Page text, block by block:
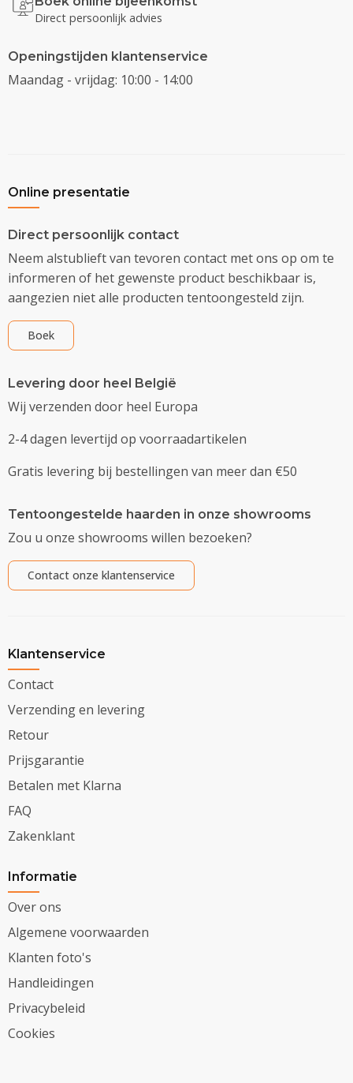
Direct persoonlijk advies
Openingstijden klantenservice
Maandag - vrijdag: 10:00 - 14:00
Online presentatie
Direct persoonlijk contact
Neem alstublieft van tevoren contact met ons op om te
informeren of het gewenste product beschikbaar is,
aangezien niet alle producten tentoongesteld zijn.
Boek
Levering door heel België
Wij verzenden door heel Europa
2-4 dagen levertijd op voorraadartikelen
Gratis levering bij bestellingen van meer dan €50
Tentoongestelde haarden in onze showrooms
Zou u onze showrooms willen bezoeken?
Contact onze klantenservice
Klantenservice
Contact
Verzending en levering
Retour
Prijsgarantie
Betalen met Klarna
FAQ
Zakenklant
Informatie
Over ons
Algemene voorwaarden
Klanten foto's
Handleidingen
Privacybeleid
Cookies